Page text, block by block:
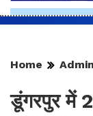
Home
डूंगरपुर में